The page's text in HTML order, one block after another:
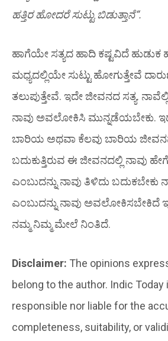
ಹತ್ತಿರ ಹೋದರೆ ಸುಟ್ಟು ಬಿಡುತ್ತಾನೆ“.
ಹಾಗೆಯೇ ಸತ್ಯದ ಹಾದಿ ಕಷ್ಟವಿದೆ ಹುಡುಕ
ಮಧ್ಯದಲ್ಲಿಯೇ ಸುಟ್ಟು ಹೋಗುತ್ತೇವೆ
ತಲುಪುತ್ತೇವೆ. ಇದೇ ಜೀವನದ ಸತ್ಯ.
ನಾವು ಅವಲೋಕಿಸಿ ಮುನ್ನಡೆಯಬೇಕು.
ಬಾರಿಯ ಅಥವಾ ಕೆಲವು ಬಾರಿಯ
ಬದುಕುತ್ತಿರುವ ಈ ಜೀವನದಲ್ಲಿ ನಾವು
ಎಂಬುದನ್ನು ನಾವು ತಿಳಿದು ಬದುಕಬೇಕು
ಎಂಬುದನ್ನು ನಾವು ಅವಲೋಕಿಸಬೇಕಿದೆ
ನಮ್ಮ ನಿಮ್ಮ ಮೇಲೆ ನಿಂತಿದೆ.
Disclaimer: The opinions
belong to the author. Indic Today
responsible nor liable for the
completeness, suitability, or